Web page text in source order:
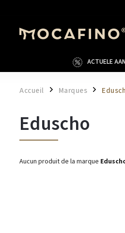
ACTUELE
Accueil / Marques /
Eduscho
Aucun produit de la marque